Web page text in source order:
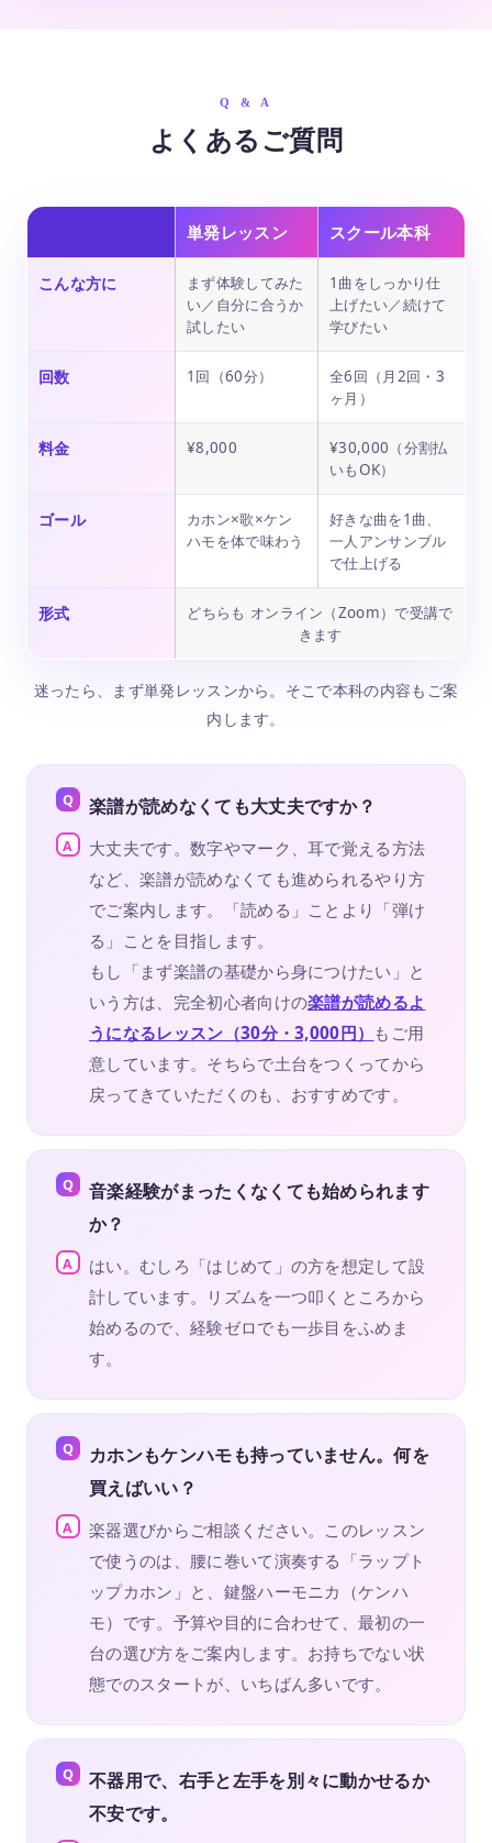
Q & A
よくあるご質問
単発レッスン スクール本科
こんな方に
まず体験してみた
い／自分に合うか
試したい
1曲をしっかり仕
上げたい／続けて
学びたい
回数 1回（60分）
全6回（月2回・3
ヶ月）
料金 ¥8,000
¥30,000（分割払
いもOK）
ゴール
カホン×歌×ケン
ハモを体で味わう
好きな曲を1曲、
一人アンサンブル
で仕上げる
形式
どちらも オンライン（Zoom）で受講で
きます
迷ったら、まず単発レッスンから。そこで本科の内容もご案
内します。
楽譜が読めなくても大丈夫ですか？
大丈夫です。数字やマーク、耳で覚える方法
など、楽譜が読めなくても進められるやり方
でご案内します。「読める」ことより「弾け
る」ことを目指します。
もし「まず楽譜の基礎から身につけたい」と
いう方は、完全初心者向けの楽譜が読めるよ
うになるレッスン（30分・3,000円） もご用
意しています。そちらで土台をつくってから
戻ってきていただくのも、おすすめです。
音楽経験がまったくなくても始められます
か？
はい。むしろ「はじめて」の方を想定して設
計しています。リズムを一つ叩くところから
始めるので、経験ゼロでも一歩目をふめま
す。
カホンもケンハモも持っていません。何を
買えばいい？
楽器選びからご相談ください。このレッスン
で使うのは、腰に巻いて演奏する「ラップト
ップカホン」と、鍵盤ハーモニカ（ケンハ
モ）です。予算や目的に合わせて、最初の一
台の選び方をご案内します。お持ちでない状
態でのスタートが、いちばん多いです。
不器用で、右手と左手を別々に動かせるか
不安です。